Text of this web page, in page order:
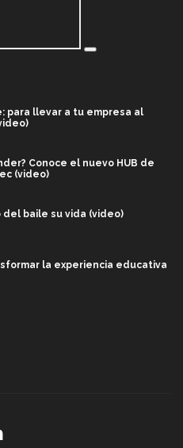
para llevar a tu empresa al
Conoce el nuevo HUB de
(video)
del baile su vida (video)
la experiencia educativa